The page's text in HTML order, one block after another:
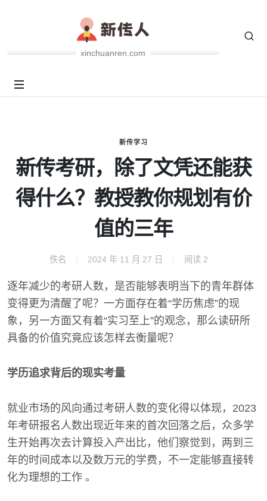
xinchuanren.com
新传学习
新传考研，除了文凭还能获
得什么？教授教你规划有价
值的三年
佚名 2024 年 11 月 27 日 阅读 2
逐年减少的考研人数，是否能够表明当下的青年群体
变得更为清醒了呢？一方面存在着“学历焦虑”的现
象，另一方面又有着“实习至上”的观念，那么读研所
具备的价值究竟应该怎样去衡量呢？
学历追求背后的现实考量
就业市场的风向通过考研人数的变化得以体现，2023
年考研报名人数出现近年来的首次回落之后，众多学
生开始再次去计算投入产出比，他们察觉到，两到三
年的时间成本以及数万元的学费，不一定能够直接转
化为理想的工作 。